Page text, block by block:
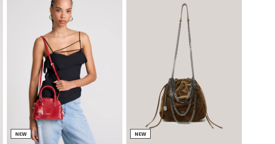
NEW UN NEW